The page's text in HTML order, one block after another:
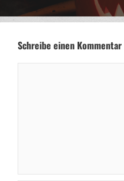
Schreibe einen Kommentar